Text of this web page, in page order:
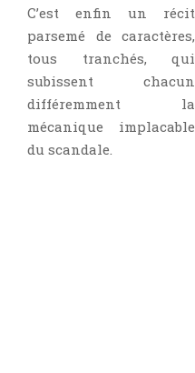
C’est enfin un récit
parsemé de caractères,
tous tranchés, qui
subissent chacun
différemment la
mécanique implacable
du scandale.